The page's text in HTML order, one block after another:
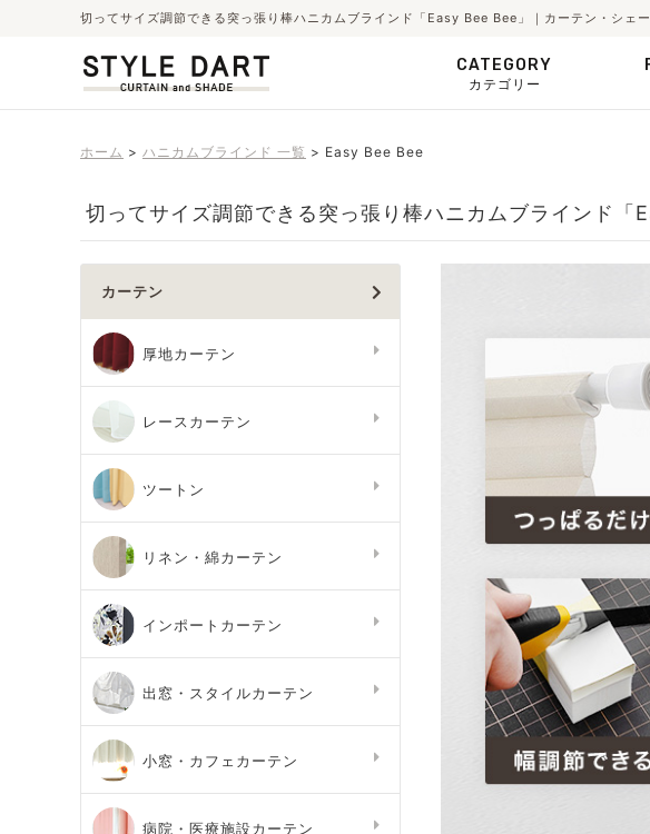
切ってサイズ調節できる突っ張り棒ハニカムブラインド「Easy Bee Bee」｜カーテン・シェ
CATEGORY
カテゴリー
ホーム ハニカムブラインド 一覧 Easy Bee Bee
切ってサイズ調節できる突っ張り棒ハニカムブラインド「
カーテン
厚地カーテン
レースカーテン
ツートン
リネン・綿カーテン
インポートカーテン
出窓・スタイルカーテン
小窓・カフェカーテン
病院・医療施設カーテン